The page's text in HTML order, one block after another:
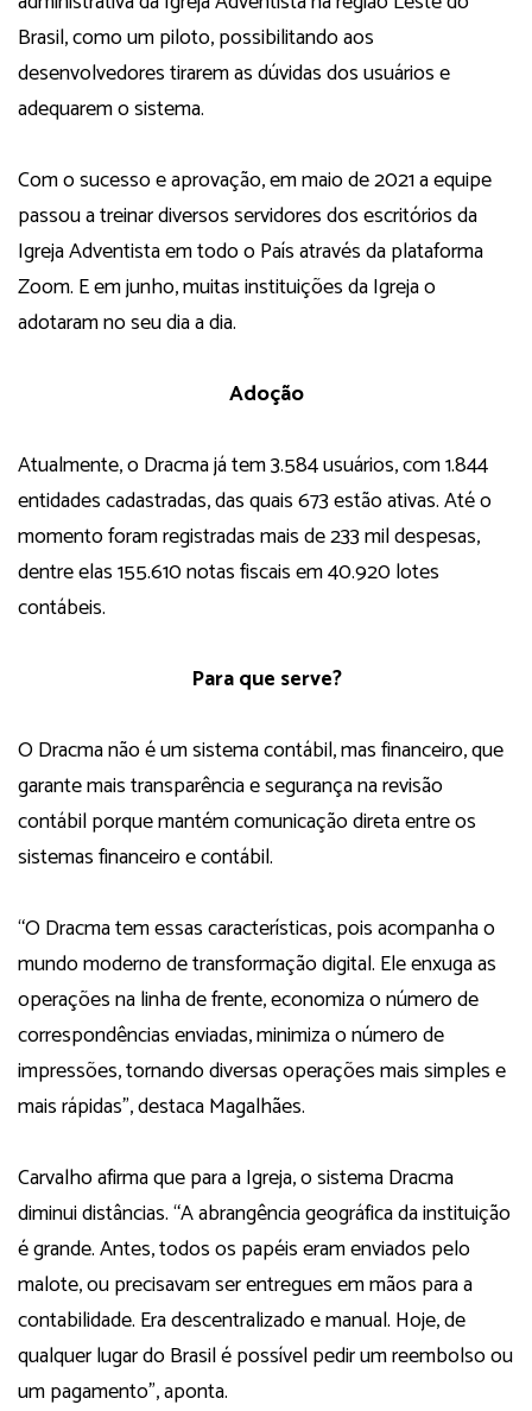
Brasil, como um piloto, possibilitando aos
desenvolvedores tirarem as dúvidas dos usuários e
adequarem o sistema.
Com o sucesso e aprovação, em maio de 2021 a equipe
passou a treinar diversos servidores dos escritórios da
Igreja Adventista em todo o País através da plataforma
Zoom. E em junho, muitas instituições da Igreja o
adotaram no seu dia a dia.
Adoção
Atualmente, o Dracma já tem 3.584 usuários, com 1.844
entidades cadastradas, das quais 673 estão ativas. Até o
momento foram registradas mais de 233 mil despesas,
dentre elas 155.610 notas fiscais em 40.920 lotes
contábeis.
Para que serve?
O Dracma não é um sistema contábil, mas financeiro, que
garante mais transparência e segurança na revisão
contábil porque mantém comunicação direta entre os
sistemas financeiro e contábil.
“O Dracma tem essas características, pois acompanha o
mundo moderno de transformação digital. Ele enxuga as
operações na linha de frente, economiza o número de
correspondências enviadas, minimiza o número de
impressões, tornando diversas operações mais simples e
mais rápidas”, destaca Magalhães.
Carvalho afirma que para a Igreja, o sistema Dracma
diminui distâncias. “A abrangência geográfica da instituição
é grande. Antes, todos os papéis eram enviados pelo
malote, ou precisavam ser entregues em mãos para a
contabilidade. Era descentralizado e manual. Hoje, de
qualquer lugar do Brasil é possível pedir um reembolso ou
um pagamento”, aponta.